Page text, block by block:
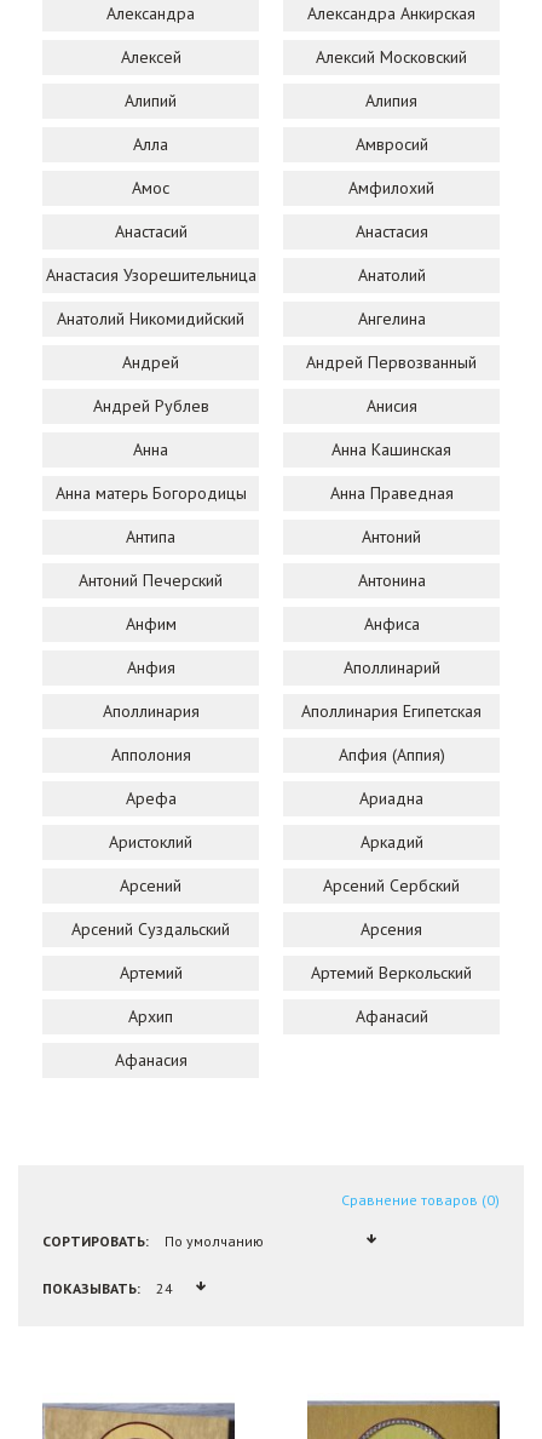
Александра
Александра Анкирская
Алексей
Алексий Московский
Алипий
Алипия
Алла
Амвросий
Амос
Амфилохий
Анастасий
Анастасия
Анастасия Узорешительница
Анатолий
Анатолий Никомидийский
Ангелина
Андрей
Андрей Первозванный
Андрей Рублев
Анисия
Анна
Анна Кашинская
Анна матерь Богородицы
Анна Праведная
Антипа
Антоний
Антоний Печерский
Антонина
Анфим
Анфиса
Анфия
Аполлинарий
Аполлинария
Аполлинария Египетская
Апполония
Апфия (Аппия)
Арефа
Ариадна
Аристоклий
Аркадий
Арсений
Арсений Сербский
Арсений Суздальский
Арсения
Артемий
Артемий Веркольский
Архип
Афанасий
Афанасия
Сравнение товаров (0)
СОРТИРОВАТЬ:
ПОКАЗЫВАТЬ: